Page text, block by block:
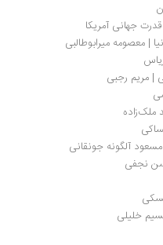
آمریکا
میرابوطالبی
رجبی
جونقانی